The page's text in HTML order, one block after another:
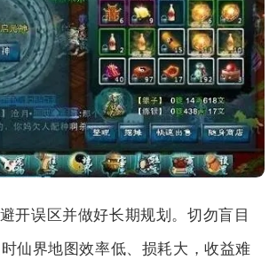
开误区并做好长期规划。切勿盲目
时仙界地图效率低、损耗大，收益难